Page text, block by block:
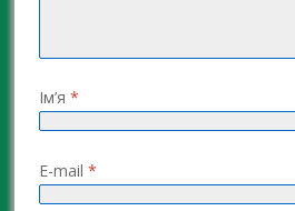
Ім’я *
E-mail *